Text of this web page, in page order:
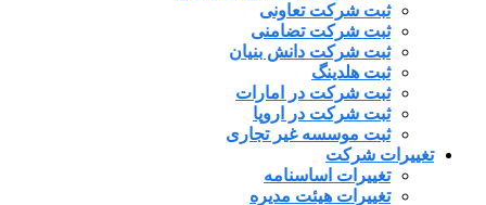
ثبت شرکت تعاونی
ثبت شرکت تضامنی
ثبت شرکت دانش بنیان
ثبت هلدینگ
ثبت شرکت در امارات
ثبت شرکت در اروپا
ثبت موسسه غیر تجاری
تغییرات شرکت
تغییرات اساسنامه
تغییرات هیئت مدیره